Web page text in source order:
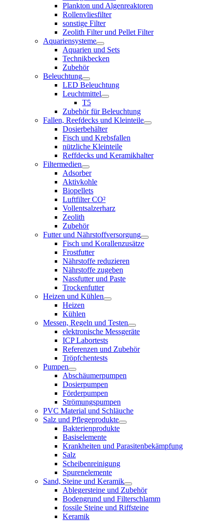
Plankton und Algenreaktoren
Rollenvliesfilter
sonstige Filter
Zeolith Filter und Pellet Filter
Aquariensysteme
Aquarien und Sets
Technikbecken
Zubehör
Beleuchtung
LED Beleuchtung
Leuchtmittel
T5
Zubehör für Beleuchtung
Fallen, Reefdecks und Kleinteile
Dosierbehälter
Fisch und Krebsfallen
nützliche Kleinteile
Reffdecks und Keramikhalter
Filtermedien
Adsorber
Aktivkohle
Biopellets
Luftfilter CO²
Vollentsalzerharz
Zeolith
Zubehör
Futter und Nährstoffversorgung
Fisch und Korallenzusätze
Frostfutter
Nährstoffe reduzieren
Nährstoffe zugeben
Nassfutter und Paste
Trockenfutter
Heizen und Kühlen
Heizen
Kühlen
Messen, Regeln und Testen
elektronische Messgeräte
ICP Labortests
Referenzen und Zubehör
Tröpfchentests
Pumpen
Abschäumerpumpen
Dosierpumpen
Förderpumpen
Strömungspumpen
PVC Material und Schläuche
Salz und Pflegeprodukte
Bakterienprodukte
Basiselemente
Krankheiten und Parasitenbekämpfung
Salz
Scheibenreinigung
Spurenelemente
Sand, Steine und Keramik
Ablegersteine und Zubehör
Bodengrund und Filterschlamm
fossile Steine und Riffsteine
Keramik